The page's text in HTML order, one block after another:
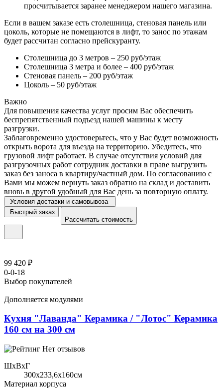
просчитывается заранее менеджером нашего магазина.
Если в вашем заказе есть столешница, стеновая панель или
цоколь, которые не помещаются в лифт, то занос по этажам
будет рассчитан согласно прейскуранту.
Столешница до 3 метров – 250 руб/этаж
Столешница 3 метра и более – 400 руб/этаж
Стеновая панель – 200 руб/этаж
Цоколь – 50 руб/этаж
Важно
Для повышения качества услуг просим Вас обеспечить
беспрепятственный подъезд нашей машины к месту
разгрузки.
Заблаговременно удостоверьтесь, что у Вас будет возможность
открыть ворота для въезда на территорию. Убедитесь, что
грузовой лифт работает. В случае отсутствия условий для
разгрузочных работ сотрудник доставки в праве выгрузить
заказ без заноса в квартиру/частный дом. По согласованию с
Вами мы можем вернуть заказ обратно на склад и доставить
вновь в другой удобный для Вас день за повторную оплату.
Условия доставки и самовывоза
Быстрый заказ
Рассчитать стоимость
99 420 ₽
0-0-18
Выбор покупателей
Дополняется модулями
Кухня "Лаванда" Керамика / "Лотос" Керамика
160 см на 300 см
Нет отзывов
ШхВхГ
300x233,6х160см
Материал корпуса